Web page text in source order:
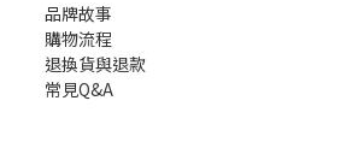
品牌故事
購物流程
退換貨與退款
常見Q&A